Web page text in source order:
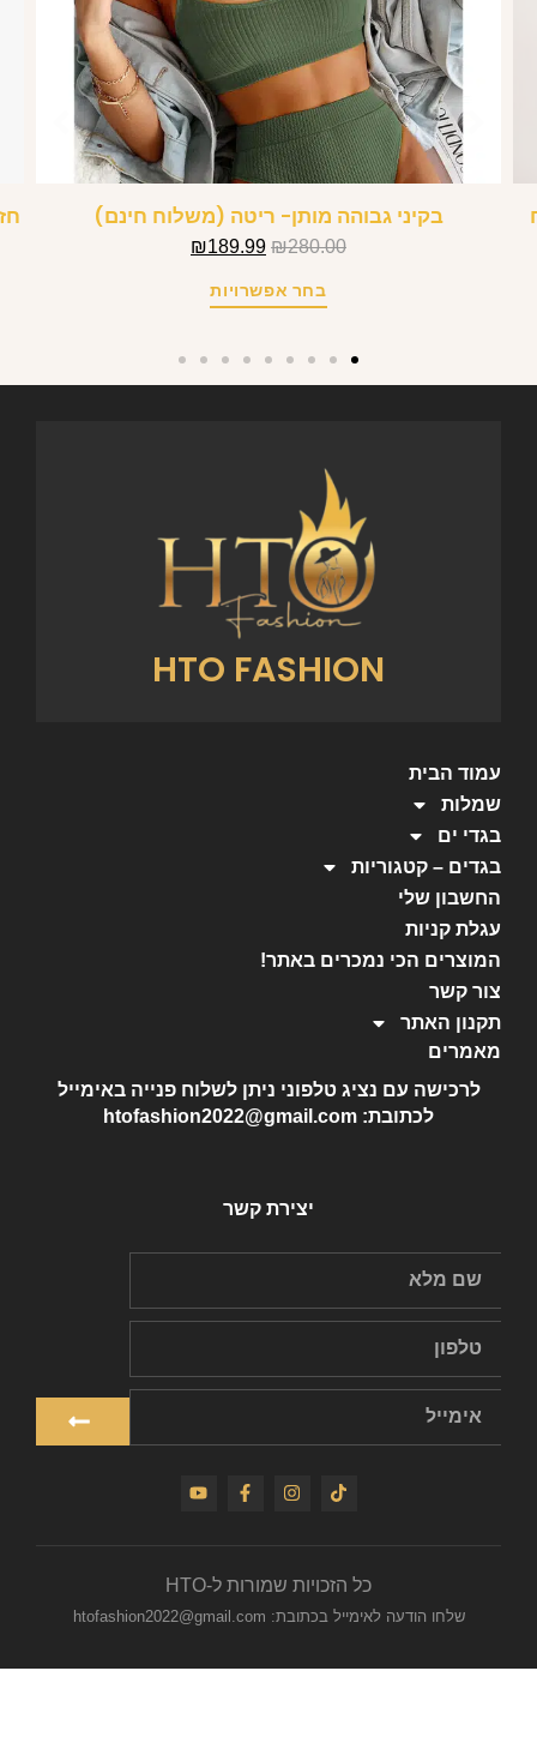
בקיני גבוהה מותן- ריטה (משלוח חינם)
₪280.00
₪189.99
בחר אפשרויות
HTO FASHION
עמוד הבית
שמלות
בגדי ים
בגדים – קטגוריות
החשבון שלי
עגלת קניות
המוצרים הכי נמכרים באתר!
צור קשר
תקנון האתר
מאמרים
לרכישה עם נציג טלפוני ניתן לשלוח פנייה באימייל
לכתובת: htofashion2022@gmail.com
יצירת קשר
כל הזכויות שמורות ל-HTO
שלחו הודעה לאימייל בכתובת: htofashion2022@gmail.com